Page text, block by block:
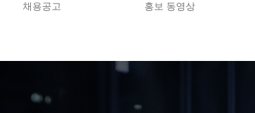
채용공고
홍보 동영상